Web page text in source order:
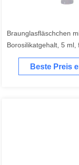
Braunglasfläschchen
Borosilikatgehalt, 5 ml,
pharmazeutische,
medizinische Zwecke
Beste Preis